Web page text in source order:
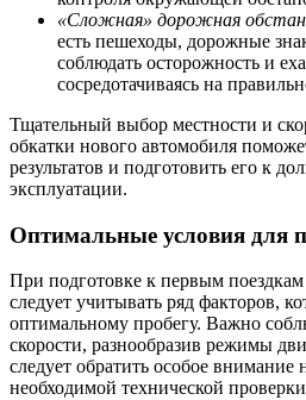
«Сложная» дорожная
есть пешеходы, дорожные
соблюдать осторожность и
сосредотачиваясь на
Тщательный выбор местности и
обкатки нового автомобиля
результатов и подготовить его к
эксплуатации.
Оптимальные условия для
При подготовке к первым
следует учитывать ряд факторов,
оптимальному пробегу. Важно
скорости, разнообразив режимы
следует обратить особое внимание
необходимой технической